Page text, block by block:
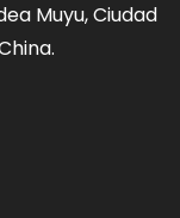
Muyu, Ciudad